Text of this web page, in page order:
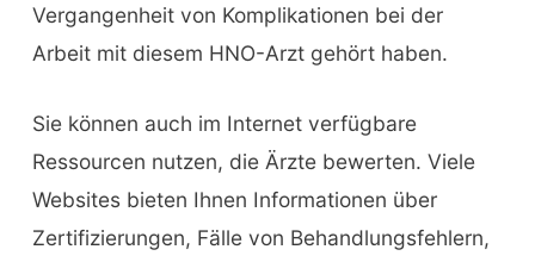
Vergangenheit von Komplikationen bei der
Arbeit mit diesem HNO-Arzt gehört haben.
Sie können auch im Internet verfügbare
Ressourcen nutzen, die Ärzte bewerten. Viele
Websites bieten Ihnen Informationen über
Zertifizierungen, Fälle von Behandlungsfehlern,